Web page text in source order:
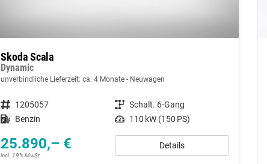
Skoda Scala
Dynamic
unverbindliche Lieferzeit: ca. 4 Monate Neuwagen
Fahrzeugnummer 1205057 Getriebe Schalt. 6-Gang
Kraftstoff Benzin Leistung 110 kW (150 PS)
25.890,– €
incl. 19% MwSt.
Details